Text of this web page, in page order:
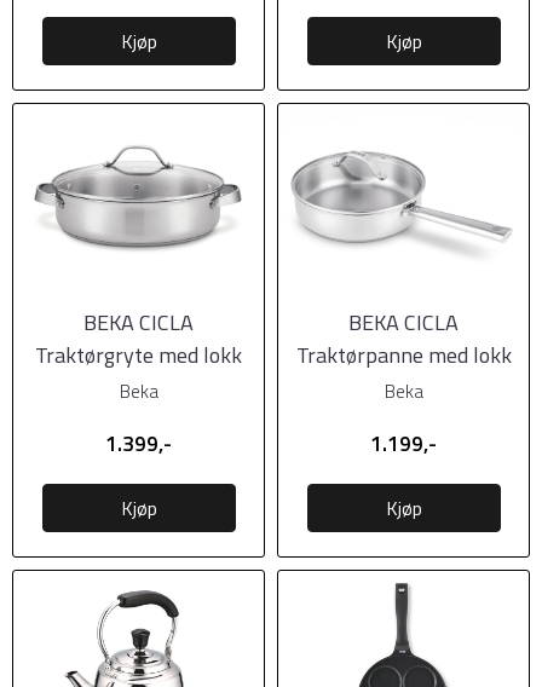
Kjøp Kjøp
BEKA CICLA
Traktørgryte med lokk
28cm, 4,1 liter
Beka
1.399,-
Kjøp
BEKA CICLA
Traktørpanne med lokk
24cm, 3,2 liter
Beka
1.199,-
Kjøp